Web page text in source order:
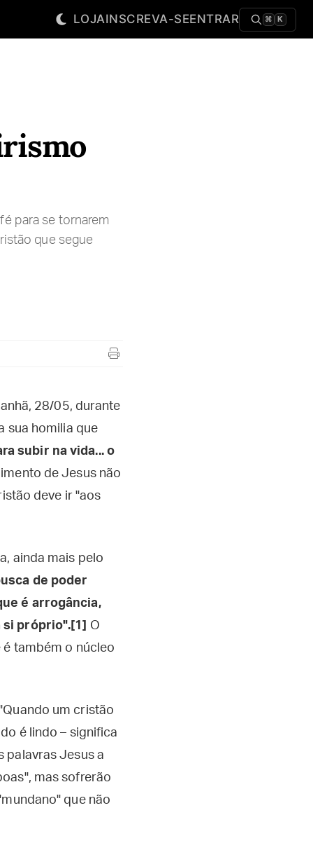
LOJAINSCREVA-SEENTRAR ⌘ K
para se tornarem
que segue
28/05, durante
sua homilia que
subir na vida... o
de Jesus não
deve ir "aos
ainda mais pelo
de poder
é arrogância,
si próprio".[1] O
também o núcleo
um cristão
é lindo – significa
palavras Jesus a
mas sofrerão
que não